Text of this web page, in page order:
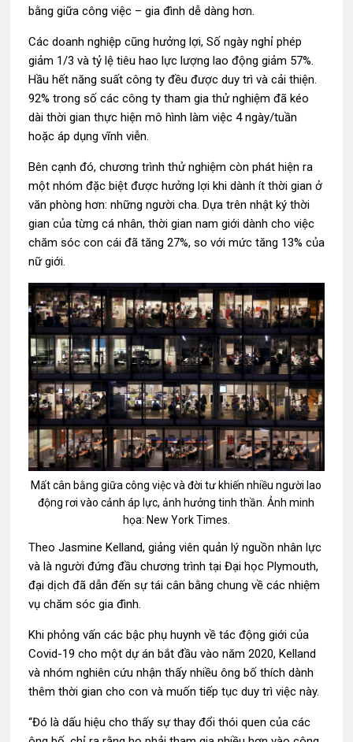
bằng giữa công việc – gia đình dễ dàng hơn.
Các doanh nghiệp cũng hưởng lợi, Số ngày nghỉ phép
giảm 1/3 và tỷ lệ tiêu hao lực lượng lao động giảm 57%.
Hầu hết năng suất công ty đều được duy trì và cải thiện.
92% trong số các công ty tham gia thử nghiệm đã kéo
dài thời gian thực hiện mô hình làm việc 4 ngày/tuần
hoặc áp dụng vĩnh viễn.
Bên cạnh đó, chương trình thử nghiệm còn phát hiện ra
một nhóm đặc biệt được hưởng lợi khi dành ít thời gian ở
văn phòng hơn: những người cha. Dựa trên nhật ký thời
gian của từng cá nhân, thời gian nam giới dành cho việc
chăm sóc con cái đã tăng 27%, so với mức tăng 13% của
nữ giới.
Mất cân bằng giữa công việc và đời tư khiến nhiều người lao
động rơi vào cảnh áp lực, ảnh hưởng tinh thần. Ảnh minh
họa: New York Times.
Theo Jasmine Kelland, giảng viên quản lý nguồn nhân lực
và là người đứng đầu chương trình tại Đại học Plymouth,
đại dịch đã dẫn đến sự tái cân bằng chung về các nhiệm
vụ chăm sóc gia đình.
Khi phỏng vấn các bậc phụ huynh về tác động giới của
Covid-19 cho một dự án bắt đầu vào năm 2020, Kelland
và nhóm nghiên cứu nhận thấy nhiều ông bố thích dành
thêm thời gian cho con và muốn tiếp tục duy trì việc này.
“Đó là dấu hiệu cho thấy sự thay đổi thói quen của các